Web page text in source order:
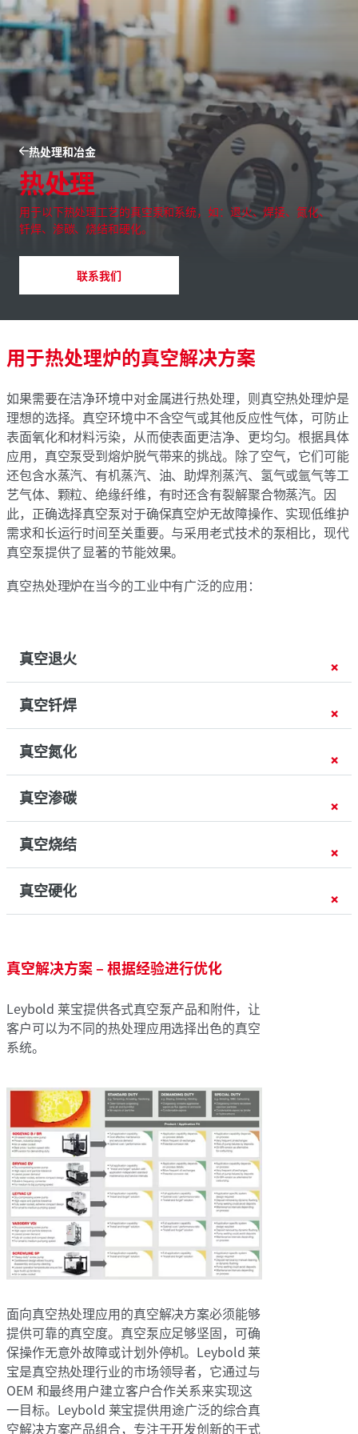
热处理和冶金
热处理
用于以下热处理工艺的真空泵和系统，如：退火、焊接、氮化、
钎焊、渗碳、烧结和硬化。
联系我们
用于热处理炉的真空解决方案
如果需要在洁净环境中对金属进行热处理，则真空热处理炉是
理想的选择。真空环境中不含空气或其他反应性气体，可防止
表面氧化和材料污染，从而使表面更洁净、更均匀。根据具体
应用，真空泵受到熔炉脱气带来的挑战。除了空气，它们可能
还包含水蒸汽、有机蒸汽、油、助焊剂蒸汽、氢气或氩气等工
艺气体、颗粒、绝缘纤维，有时还含有裂解聚合物蒸汽。因
此，正确选择真空泵对于确保真空炉无故障操作、实现低维护
需求和长运行时间至关重要。与采用老式技术的泵相比，现代
真空泵提供了显著的节能效果。
真空热处理炉在当今的工业中有广泛的应用：
真空退火
真空钎焊
真空氮化
真空渗碳
真空烧结
真空硬化
真空解决方案 – 根据经验进行优化
Leybold 莱宝提供各式真空泵产品和附件，让
客户可以为不同的热处理应用选择出色的真空
系统。
面向真空热处理应用的真空解决方案必须能够
提供可靠的真空度。真空泵应足够坚固，可确
保操作无意外故障或计划外停机。Leybold 莱
宝是真空热处理行业的市场领导者，它通过与
OEM 和最终用户建立客户合作关系来实现这
一目标。Leybold 莱宝提供用途广泛的综合真
空解决方案产品组合，专注于开发创新的干式